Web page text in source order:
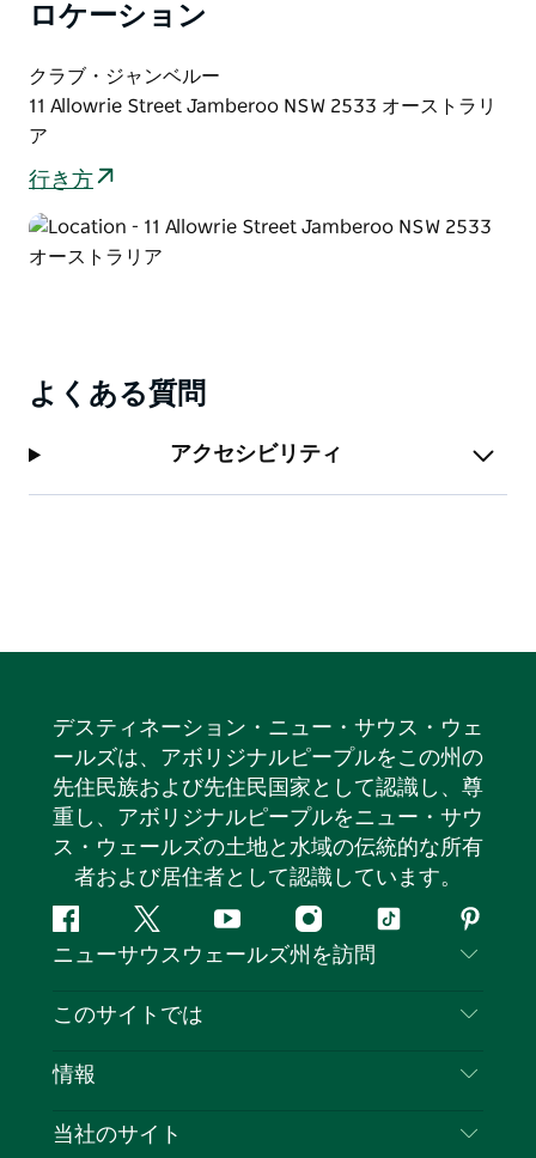
ロケーション
クラブ・ジャンベルー
11 Allowrie Street Jamberoo NSW 2533 オーストラリ
ア
行き方
よくある質問
アクセシビリティ
デスティネーション・ニュー・サウス・ウェ
ールズは、アボリジナルピープルをこの州の
先住民族および先住民国家として認識し、尊
重し、アボリジナルピープルをニュー・サウ
ス・ウェールズの土地と水域の伝統的な所有
者および居住者として認識しています。
フ
ェ
ス
ッ
ツ
イ
タ
ユ
ー
イ
ン
テ
ピ
ン
レ
ト
ニューサウスウェールズ州を訪問
お問い合わせ
クッキーに関する通知
このサイトでは
目的地
情報
旅行情報
当社のサイト